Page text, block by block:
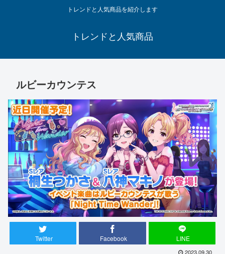
トレンドと人気商品を紹介します
トレンドと人気商品
ルビーカウンテス
Twitter Facebook LINE
2023.09.30